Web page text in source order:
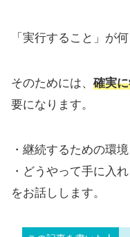
「実行すること」が
そのためには、 確実
要になります。
・継続するための環
・どうやって手に入
をお話しします。